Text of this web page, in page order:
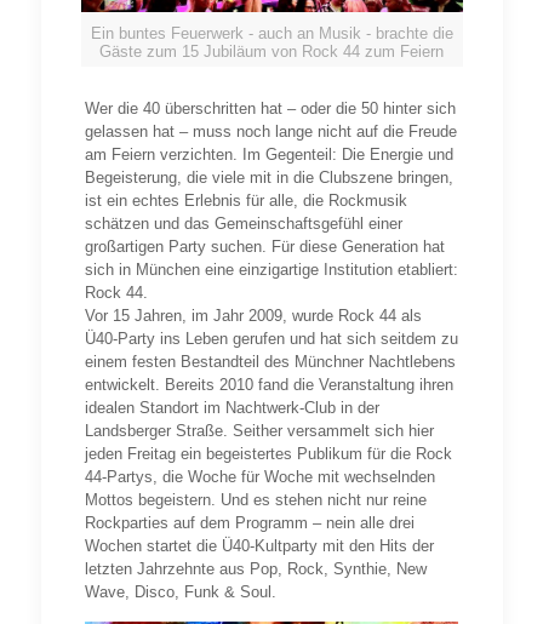
Ein buntes Feuerwerk - auch an Musik - brachte die
Gäste zum 15 Jubiläum von Rock 44 zum Feiern
Wer die 40 überschritten hat – oder die 50 hinter sich
gelassen hat – muss noch lange nicht auf die Freude
am Feiern verzichten. Im Gegenteil: Die Energie und
Begeisterung, die viele mit in die Clubszene bringen,
ist ein echtes Erlebnis für alle, die Rockmusik
schätzen und das Gemeinschaftsgefühl einer
großartigen Party suchen. Für diese Generation hat
sich in München eine einzigartige Institution etabliert:
Rock 44.
Vor 15 Jahren, im Jahr 2009, wurde Rock 44 als
Ü40-Party ins Leben gerufen und hat sich seitdem zu
einem festen Bestandteil des Münchner Nachtlebens
entwickelt. Bereits 2010 fand die Veranstaltung ihren
idealen Standort im Nachtwerk-Club in der
Landsberger Straße. Seither versammelt sich hier
jeden Freitag ein begeistertes Publikum für die Rock
44-Partys, die Woche für Woche mit wechselnden
Mottos begeistern. Und es stehen nicht nur reine
Rockparties auf dem Programm – nein alle drei
Wochen startet die Ü40-Kultparty mit den Hits der
letzten Jahrzehnte aus Pop, Rock, Synthie, New
Wave, Disco, Funk & Soul.